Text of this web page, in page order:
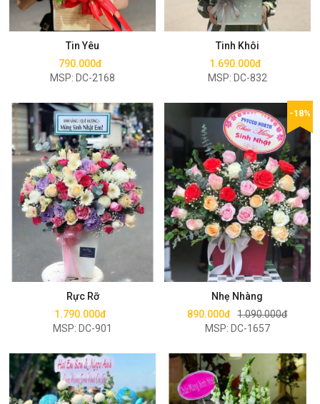
Tin Yêu
790.000đ
MSP: DC-2168
Mua ngay
Tinh Khôi
1.690.000đ
MSP: DC-832
Mua ngay
Rực Rỡ
1.790.000đ
MSP: DC-901
Mua ngay
Nhẹ Nhàng
890.000đ 1.090.000đ
MSP: DC-1657
-18%
Mua ngay